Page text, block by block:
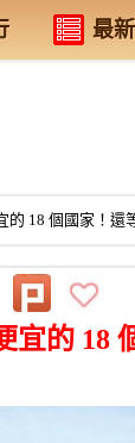
最新
的 18 個國家！還
宜的 18